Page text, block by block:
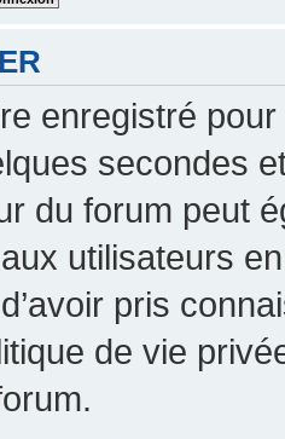
enregistré
secondes
du forum peut
utilisateurs
pris
de vie